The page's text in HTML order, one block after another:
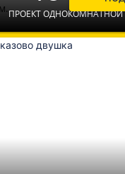
ПРОЕКТ ОДНОКОМНАТНОЙ